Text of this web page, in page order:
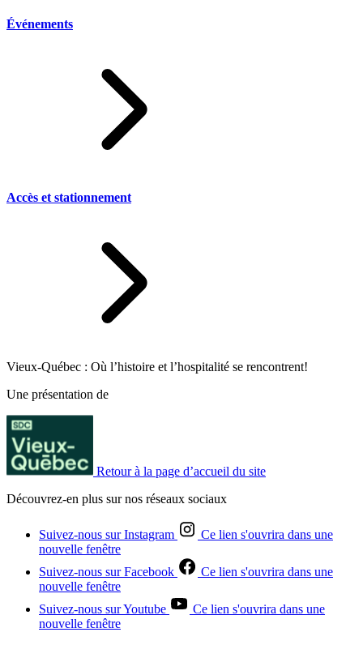
Événements
Accès et stationnement
Vieux-Québec : Où l’histoire et l’hospitalité se rencontrent!
Une présentation de
Retour à la page d’accueil du site
Découvrez-en plus sur nos réseaux sociaux
Suivez-nous sur Instagram
Ce lien s'ouvrira dans une
nouvelle fenêtre
Suivez-nous sur Facebook
Ce lien s'ouvrira dans une
nouvelle fenêtre
Suivez-nous sur Youtube
Ce lien s'ouvrira dans une
nouvelle fenêtre